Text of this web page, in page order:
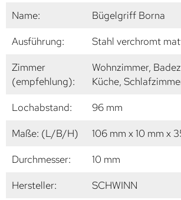
Name:
Bügelgriff Borna
Ausführung:
Stahl verchromt
Zimmer
(empfehlung):
Wohnzimmer,
Küche,
Lochabstand:
96 mm
Maße: (L/B/H)
106 mm x 10 mm x
Durchmesser:
10 mm
Hersteller:
SCHWINN